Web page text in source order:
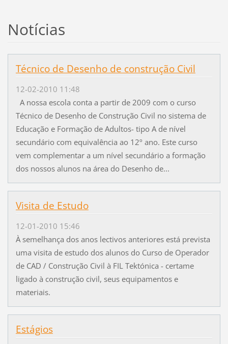
Notícias
Técnico de Desenho de construção Civil
12-02-2010 11:48
A nossa escola conta a partir de 2009 com o curso
Técnico de Desenho de Construção Civil no sistema de
Educação e Formação de Adultos- tipo A de nível
secundário com equivalência ao 12º ano. Este curso
vem complementar a um nível secundário a formação
dos nossos alunos na área do Desenho de...
Visita de Estudo
12-01-2010 15:46
À semelhança dos anos lectivos anteriores está prevista
uma visita de estudo dos alunos do Curso de Operador
de CAD / Construção Civil à FIL Tektónica - certame
ligado à construção civil, seus equipamentos e
materiais.
Estágios